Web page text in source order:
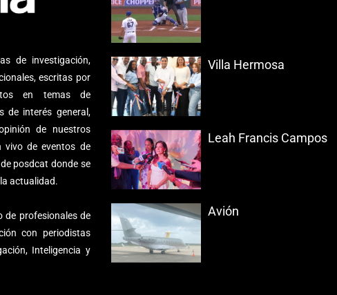
de investigación,
escritas por
en temas de
de interés general,
de nuestros
vivo de eventos de
posdcat donde se
actualidad.
de profesionales de
con periodistas
Inteligencia y
Villa Hermosa
Leah Francis Campos
Avión